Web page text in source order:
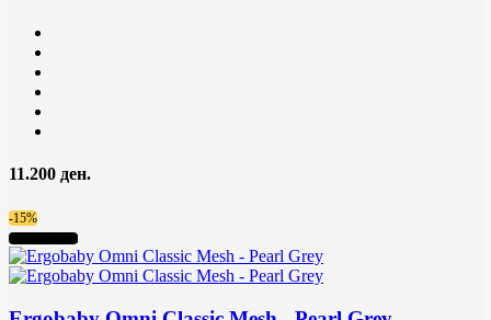
11.200 ден.
-15%
Нема на залиха